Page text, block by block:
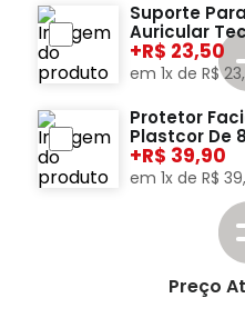
Suporte
Auricular
+ 23,50
em 1x de R$ 23,
Protetor
Plastcor De
+ 39,90
em 1x de R$ 39,
Preço